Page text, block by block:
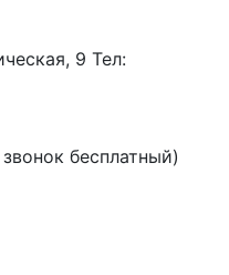
9 Тел:
бесплатный)